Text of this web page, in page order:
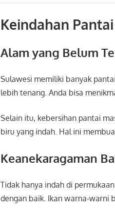
Keindahan
Alam yang Belum
Sulawesi memiliki banyak
lebih tenang. Anda bisa
Selain itu, kebersihan pantai
biru yang indah. Hal ini
Keanekaragaman
Tidak hanya indah di
dengan baik. Ikan warna-warni